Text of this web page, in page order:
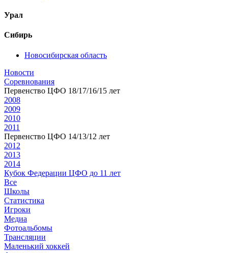
Урал
Сибирь
Новосибирская область
Новости
Соревнования
Первенство ЦФО 18/17/16/15 лет
2008
2009
2010
2011
Первенство ЦФО 14/13/12 лет
2012
2013
2014
Кубок Федерации ЦФО до 11 лет
Все
Школы
Статистика
Игроки
Медиа
Фотоальбомы
Трансляции
Маленький хоккей